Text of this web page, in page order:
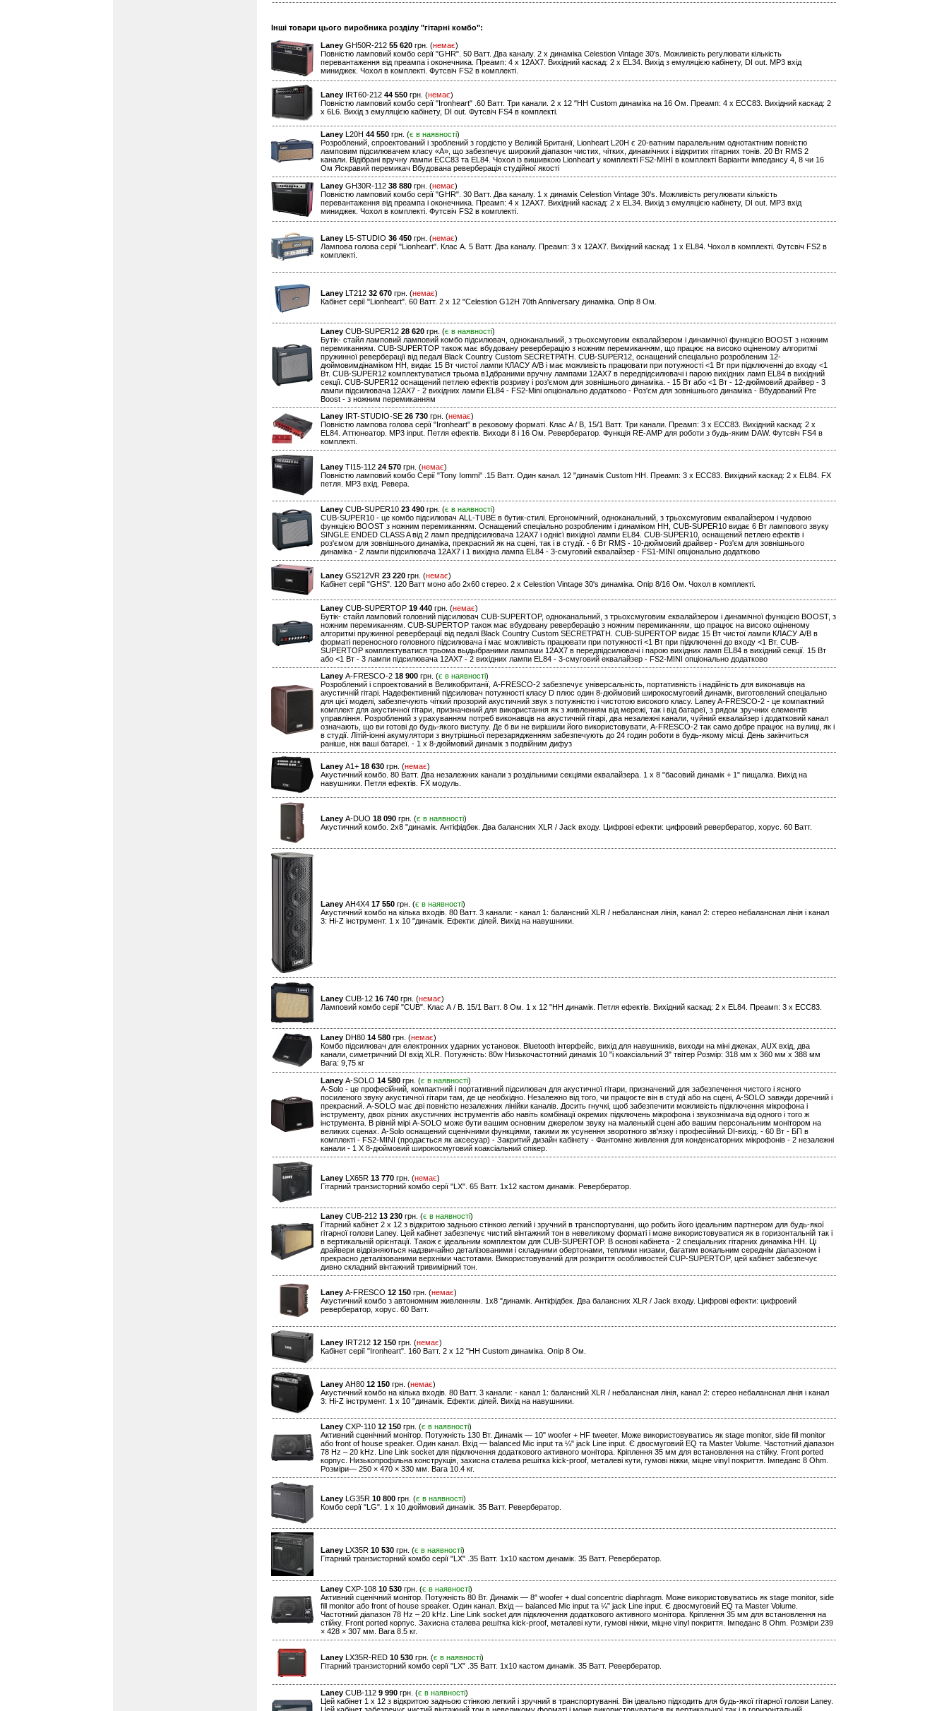
Інші товари цього виробника розділу "гітарні комбо":
Laney GH50R-212 55 620 грн. (немає)
Повністю ламповий комбо серії "GHR". 50 Ватт. Два каналу. 2 x динаміка Celestion Vintage 30's. Можливість регулювати кількість
перевантаження від преампа і оконечника. Преамп: 4 x 12AX7. Вихідний каскад: 2 x EL34. Вихід з емуляцією кабінету, DI out. МР3 вхід
миниджек. Чохол в комплекті. Футсвіч FS2 в комплекті.
Laney IRT60-212 44 550 грн. (немає)
Повністю ламповий комбо серії "Ironheart" .60 Ватт. Три канали. 2 x 12 "HH Custom динаміка на 16 Ом. Преамп: 4 x ECC83. Вихідний каскад: 2
x 6L6. Вихід з емуляцією кабінету, DI out. Футсвіч FS4 в комплекті.
Laney L20H 44 550 грн. (є в наявності)
Розроблений, спроектований і зроблений з гордістю у Великій Британії, Lionheart L20H є 20-ватним паралельним однотактним повністю
ламповим підсилювачем класу «А», що забезпечує широкий діапазон чистих, чітких, динамічних і відкритих гітарних тонів. 20 Вт RMS 2
канали. Відібрані вручну лампи ECC83 та EL84. Чохол із вишивкою Lionheart у комплекті FS2-МІНІ в комплекті Варіанти імпедансу 4, 8 чи 16
Ом Яскравий перемикач Вбудована реверберація студійної якості
Laney GH30R-112 38 880 грн. (немає)
Повністю ламповий комбо серії "GHR". 30 Ватт. Два каналу. 1 x динамік Celestion Vintage 30's. Можливість регулювати кількість
перевантаження від преампа і оконечника. Преамп: 4 x 12AX7. Вихідний каскад: 2 x EL34. Вихід з емуляцією кабінету, DI out. МР3 вхід
миниджек. Чохол в комплекті. Футсвіч FS2 в комплекті.
Laney L5-STUDIO 36 450 грн. (немає)
Лампова голова серії "Lionheart". Клас А. 5 Ватт. Два каналу. Преамп: 3 x 12AX7. Вихідний каскад: 1 x EL84. Чохол в комплекті. Футсвіч FS2 в
комплекті.
Laney LT212 32 670 грн. (немає)
Кабінет серії "Lionheart". 60 Ватт. 2 x 12 "Celestion G12H 70th Anniversary динаміка. Опір 8 Ом.
Laney CUB-SUPER12 28 620 грн. (є в наявності)
Бутік- стайл ламповий ламповий комбо підсилювач, одноканальний, з трьохсмуговим еквалайзером і динамічної функцією BOOST з ножним
перемиканням. CUB-SUPERTOP також має вбудовану реверберацію з ножним перемиканням, що працює на високо оціненому алгоритмі
пружинної реверберації від педалі Black Country Custom SECRETPATH. CUB-SUPER12, оснащений спеціально розробленим 12-
дюймовимдінаміком HH, видає 15 Вт чистої лампи КЛАСУ A/B і має можливість працювати при потужності <1 Вт при підключенні до входу <1
Вт. CUB-SUPER12 комплектуватися трьома в1дбраними вручну лампами 12AX7 в передпідсилювачі і парою вихідних ламп EL84 в вихідний
секції. CUB-SUPER12 оснащений петлею ефектів розриву і роз'ємом для зовнішнього динаміка. - 15 Вт або <1 Вт - 12-дюймовий драйвер - 3
лампи підсилювача 12AX7 - 2 вихідних лампи EL84 - FS2-Mini опціонально додатково - Роз'єм для зовнішнього динаміка - Вбудований Pre
Boost - з ножним перемиканням
Laney IRT-STUDIO-SE 26 730 грн. (немає)
Повністю лампова голова серії "Ironheart" в рековому форматі. Клас A / B, 15/1 Ватт. Три канали. Преамп: 3 x ECC83. Вихідний каскад: 2 x
EL84. Аттюнеатор. MP3 input. Петля ефектів. Виходи 8 і 16 Ом. Ревербератор. Функція RE-AMP для роботи з будь-яким DAW. Футсвіч FS4 в
комплекті.
Laney TI15-112 24 570 грн. (немає)
Повністю ламповий комбо Серії "Tony Iommi" .15 Ватт. Один канал. 12 "динамік Custom HH. Преамп: 3 x ECC83. Вихідний каскад: 2 x EL84. FX
петля. MP3 вхід. Ревера.
Laney CUB-SUPER10 23 490 грн. (є в наявності)
CUB-SUPER10 - це комбо підсилювач ALL-TUBE в бутик-стилі. Ергономічний, одноканальний, з трьохсмуговим еквалайзером і чудовою
функцією BOOST з ножним перемиканням. Оснащений спеціально розробленим і динаміком HH, CUB-SUPER10 видає 6 Вт лампового звуку
SINGLE ENDED CLASS A від 2 ламп предпідсилювача 12AX7 і однієї вихідної лампи EL84. CUB-SUPER10, оснащений петлею ефектів і
роз'ємом для зовнішнього динаміка, прекрасний як на сцені, так і в студії. - 6 Вт RMS - 10-дюймовий драйвер - Роз'єм для зовнішнього
динаміка - 2 лампи підсилювача 12AX7 і 1 вихідна лампа EL84 - 3-смуговий еквалайзер - FS1-MINI опціонально додатково
Laney GS212VR 23 220 грн. (немає)
Кабінет серії "GHS". 120 Ватт моно або 2х60 стерео. 2 x Celestion Vintage 30's динаміка. Опір 8/16 Ом. Чохол в комплекті.
Laney CUB-SUPERTOP 19 440 грн. (немає)
Бутік- стайл ламповий головний підсилювач CUB-SUPERTOP, одноканальний, з трьохсмуговим еквалайзером і динамічної функцією BOOST, з
ножним перемиканням. CUB-SUPERTOP також має вбудовану реверберацію з ножним перемиканням, що працює на високо оціненому
алгоритмі пружинної реверберації від педалі Black Country Custom SECRETPATH. CUB-SUPERTOP видає 15 Вт чистої лампи КЛАСУ A/B в
форматі переносного головного підсилювача і має можливість працювати при потужності <1 Вт при підключенні до входу <1 Вт. CUB-
SUPERTOP комплектуватися трьома выдыбраними лампами 12AX7 в передпідсилювачі і парою вихідних ламп EL84 в вихідний секції. 15 Вт
або <1 Вт - 3 лампи підсилювача 12AX7 - 2 вихідних лампи EL84 - 3-смуговий еквалайзер - FS2-MINI опціонально додатково
Laney A-FRESCO-2 18 900 грн. (є в наявності)
Розроблений і спроектований в Великобританії, A-FRESCO-2 забезпечує універсальність, портативність і надійність для виконавців на
акустичній гітарі. Надефективний підсилювач потужності класу D плюс один 8-дюймовий широкосмуговий динамік, виготовлений спеціально
для цієї моделі, забезпечують чіткий прозорий акустичний звук з потужністю і чистотою високого класу. Laney A-FRESCO-2 - це компактний
комплект для акустичної гітари, призначений для використання як з живленням від мережі, так і від батареї, з рядом зручних елементів
управління. Розроблений з урахуванням потреб виконавців на акустичній гітарі, два незалежні канали, чуйний еквалайзер і додатковий канал
означають, що ви готові до будь-якого виступу. Де б ви не вирішили його використовувати, A-FRESCO-2 так само добре працює на вулиці, як і
в студії. Літій-іонні акумулятори з внутрішньої перезарядженням забезпечують до 24 годин роботи в будь-якому місці. День закінчиться
раніше, ніж ваші батареї. - 1 x 8-дюймовий динамік з подвійним дифуз
Laney A1+ 18 630 грн. (немає)
Акустичний комбо. 80 Ватт. Два незалежних канали з роздільними секціями еквалайзера. 1 x 8 "басовий динамік + 1" пищалка. Вихід на
навушники. Петля ефектів. FX модуль.
Laney A-DUO 18 090 грн. (є в наявності)
Акустичний комбо. 2х8 "динамік. Антіфідбек. Два балансних XLR / Jack входу. Цифрові ефекти: цифровий ревербератор, хорус. 60 Ватт.
Laney AH4X4 17 550 грн. (є в наявності)
Акустичний комбо на кілька входів. 80 Ватт. 3 канали: - канал 1: балансний XLR / небалансная лінія, канал 2: стерео небалансная лінія і канал
3: Hi-Z інструмент. 1 x 10 "динамік. Ефекти: ділей. Вихід на навушники.
Laney CUB-12 16 740 грн. (немає)
Ламповий комбо серії "CUB". Клас А / В. 15/1 Ватт. 8 Ом. 1 x 12 "HH динамік. Петля ефектів. Вихідний каскад: 2 x EL84. Преамп: 3 x ECC83.
Laney DH80 14 580 грн. (немає)
Комбо підсилювач для електронних ударних установок. Bluetooth інтерфейс, вихід для навушників, виходи на міні джеках, AUX вхід, два
канали, симетричний DI вхід XLR. Потужність: 80w Низькочастотний динамік 10 "і коаксіальний 3" твітер Розмір: 318 мм x 360 мм x 388 мм
Вага: 9,75 кг
Laney A-SOLO 14 580 грн. (є в наявності)
A-Solo - це професійний, компактний і портативний підсилювач для акустичної гітари, призначений для забезпечення чистого і ясного
посиленого звуку акустичної гітари там, де це необхідно. Незалежно від того, чи працюєте він в студії або на сцені, A-SOLO завжди доречний і
прекрасний. A-SOLO має дві повністю незалежних лінійки каналів. Досить гнучкі, щоб забезпечити можливість підключення мікрофона і
інструменту, двох різних акустичних інструментів або навіть комбінації окремих підключень мікрофона і звукознімача від одного і того ж
інструмента. В рівній мірі A-SOLO може бути вашим основним джерелом звуку на маленькій сцені або вашим персональним монітором на
великих сценах. A-Solo оснащений сценічними функціями, такими як усунення зворотного зв'язку і професійний DI-вихід. - 60 Вт - БП в
комплекті - FS2-MINI (продається як аксесуар) - Закритий дизайн кабінету - Фантомне живлення для конденсаторних мікрофонів - 2 незалежні
канали - 1 X 8-дюймовий широкосмуговий коаксіальний спікер.
Laney LX65R 13 770 грн. (немає)
Гітарний транзисторний комбо серії "LХ". 65 Ватт. 1х12 кастом динамік. Ревербератор.
Laney CUB-212 13 230 грн. (є в наявності)
Гітарний кабінет 2 x 12 з відкритою задньою стінкою легкий і зручний в транспортуванні, що робить його ідеальним партнером для будь-якої
гітарної голови Laney. Цей кабінет забезпечує чистий вінтажний тон в невеликому форматі і може використовуватися як в горизонтальній так і
в вертикальній орієнтації. Також є ідеальним комплектом для CUB-SUPERTOP. В основі кабінета - 2 спеціальних гітарних динаміка HH. Ці
драйвери відрізняються надзвичайно деталізованими і складними обертонами, теплими низами, багатим вокальним середнім діапазоном і
прекрасно деталізованими верхніми частотами. Використовуваний для розкриття особливостей CUP-SUPERTOP, цей кабінет забезпечує
дивно складний вінтажний тривимірний тон.
Laney A-FRESCO 12 150 грн. (немає)
Акустичний комбо з автономним живленням. 1х8 "динамік. Антіфідбек. Два балансних XLR / Jack входу. Цифрові ефекти: цифровий
ревербератор, хорус. 60 Ватт.
Laney IRT212 12 150 грн. (немає)
Кабінет серії "Ironheart". 160 Ватт. 2 x 12 "HH Custom динаміка. Опір 8 Ом.
Laney AH80 12 150 грн. (немає)
Акустичний комбо на кілька входів. 80 Ватт. 3 канали: - канал 1: балансний XLR / небалансная лінія, канал 2: стерео небалансная лінія і канал
3: Hi-Z інструмент. 1 x 10 "динамік. Ефекти: ділей. Вихід на навушники.
Laney CXP-110 12 150 грн. (є в наявності)
Активний сценічний монітор. Потужність 130 Вт. Динамік — 10" woofer + HF tweeter. Може використовуватись як stage monitor, side fill monitor
або front of house speaker. Один канал. Вхід — balanced Mic input та ¼" jack Line input. Є двосмуговий EQ та Master Volume. Частотний діапазон
78 Hz – 20 kHz. Line Link socket для підключення додаткового активного монітора. Кріплення 35 мм для встановлення на стійку. Front ported
корпус. Низькопрофільна конструкція, захисна сталева решітка kick-proof, металеві кути, гумові ніжки, міцне vinyl покриття. Імпеданс 8 Ohm.
Розміри— 250 × 470 × 330 мм. Вага 10.4 кг.
Laney LG35R 10 800 грн. (є в наявності)
Комбо серії "LG". 1 x 10 дюймовий динамік. 35 Ватт. Ревербератор.
Laney LX35R 10 530 грн. (є в наявності)
Гітарний транзисторний комбо серії "LХ" .35 Ватт. 1х10 кастом динамік. 35 Ватт. Ревербератор.
Laney CXP-108 10 530 грн. (є в наявності)
Активний сценічний монітор. Потужність 80 Вт. Динамік — 8" woofer + dual concentric diaphragm. Може використовуватись як stage monitor, side
fill monitor або front of house speaker. Один канал. Вхід — balanced Mic input та ¼" jack Line input. Є двосмуговий EQ та Master Volume.
Частотний діапазон 78 Hz – 20 kHz. Line Link socket для підключення додаткового активного монітора. Кріплення 35 мм для встановлення на
стійку. Front ported корпус. Захисна сталева решітка kick-proof, металеві кути, гумові ніжки, міцне vinyl покриття. Імпеданс 8 Ohm. Розміри 239
× 428 × 307 мм. Вага 8.5 кг.
Laney LX35R-RED 10 530 грн. (є в наявності)
Гітарний транзисторний комбо серії "LХ" .35 Ватт. 1х10 кастом динамік. 35 Ватт. Ревербератор.
Laney CUB-112 9 990 грн. (є в наявності)
Цей кабінет 1 x 12 з відкритою задньою стінкою легкий і зручний в транспортуванні. Він ідеально підходить для будь-якої гітарної голови Laney.